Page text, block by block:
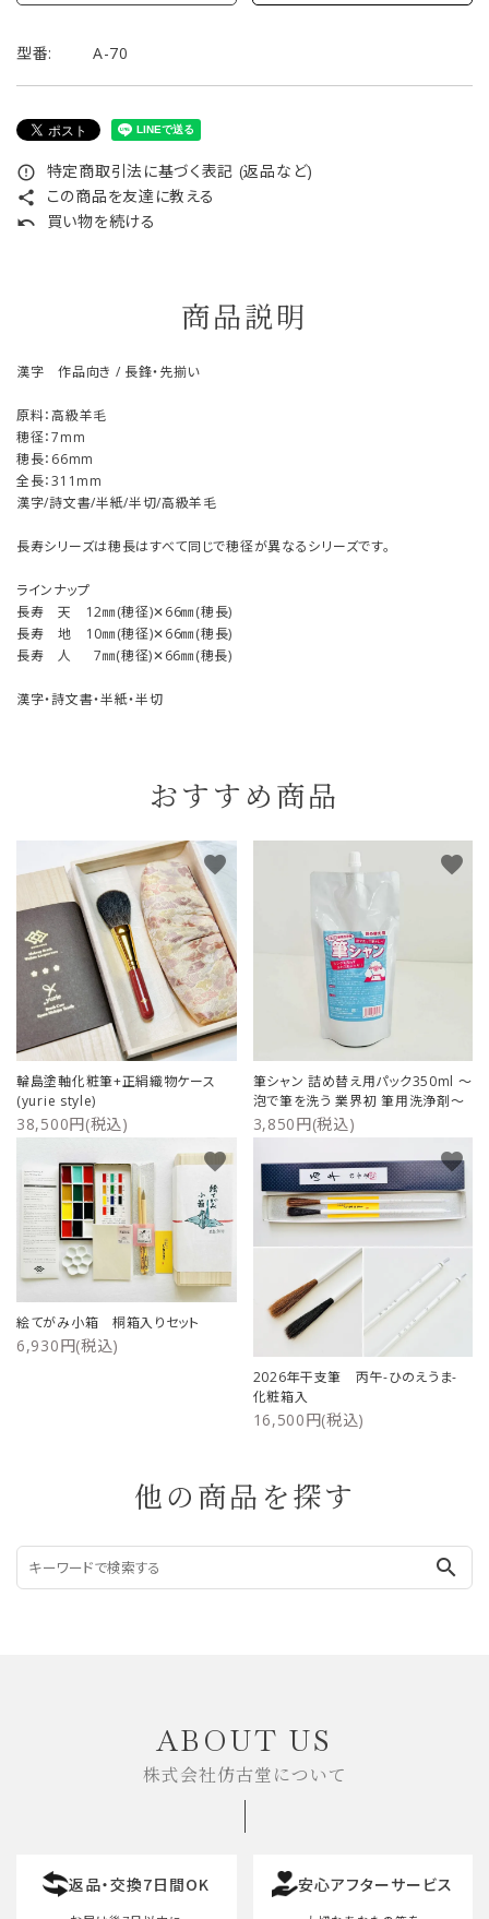
型番: A-70
error_outline 特定商取引法に基づく表記 (返品など)
share この商品を友達に教える
undo 買い物を続ける
商品説明
漢字 作品向き / 長鋒・先揃い
原料：高級羊毛
穂径：7mm
穂長：66mm
全長：311mm
漢字/詩文書/半紙/半切/高級羊毛
長寿シリーズは穂長はすべて同じで穂径が異なるシリーズです。
ラインナップ
長寿 天 12㎜(穂径)✕66㎜(穂長)
長寿 地 10㎜(穂径)✕66㎜(穂長)
長寿 人 7㎜(穂径)✕66㎜(穂長)
漢字・詩文書・半紙・半切
おすすめ商品
輪島塗軸化粧筆+正絹織物ケース
(yurie style)
38,500円(税込)
favorite
筆シャン 詰め替え用パック350ml ～
泡で筆を洗う 業界初 筆用洗浄剤～
3,850円(税込)
favorite
絵てがみ小箱 桐箱入りセット
6,930円(税込)
favorite
2026年干支筆 丙午-ひのえうま-
化粧箱入
16,500円(税込)
favorite
他の商品を探す
search
ABOUT US
株式会社仿古堂について
返品・交換7日間OK 安心アフターサービス